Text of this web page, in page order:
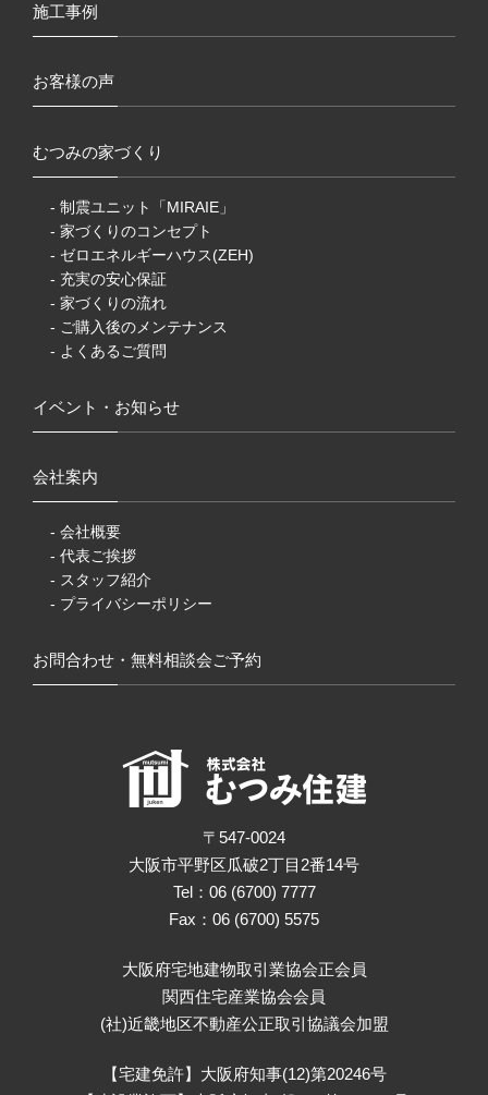
施工事例
お客様の声
むつみの家づくり
- 制震ユニット「MIRAIE」
- 家づくりのコンセプト
- ゼロエネルギーハウス(ZEH)
- 充実の安心保証
- 家づくりの流れ
- ご購入後のメンテナンス
- よくあるご質問
イベント・お知らせ
会社案内
- 会社概要
- 代表ご挨拶
- スタッフ紹介
- プライバシーポリシー
お問合わせ・無料相談会ご予約
〒547-0024
大阪市平野区瓜破2丁目2番14号
Tel：06 (6700) 7777
Fax：06 (6700) 5575
大阪府宅地建物取引業協会正会員
関西住宅産業協会会員
(社)近畿地区不動産公正取引協議会加盟
【宅建免許】大阪府知事(12)第20246号